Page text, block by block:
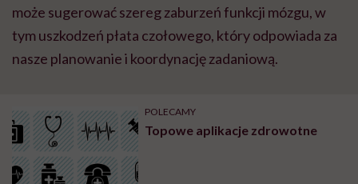
może sugerować szereg zaburzeń funkcji mózgu, w
tym uszkodzeń płata czołowego, który odpowiada za
nasze planowanie i koordynację zadaniową.
POLECAMY
Topowe aplikacje zdrowotne